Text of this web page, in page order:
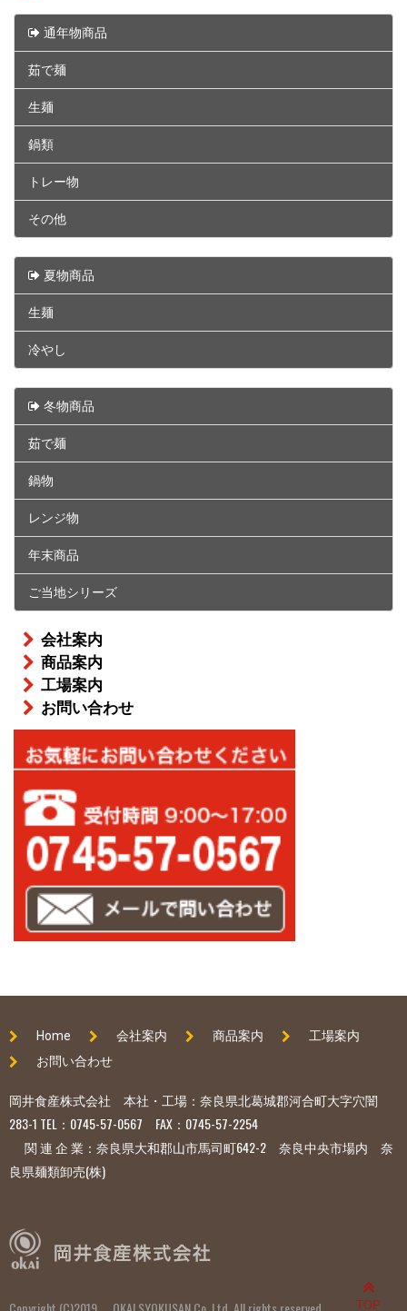
通年物商品
茹で麺
生麺
鍋類
トレー物
その他
夏物商品
生麺
冷やし
冬物商品
茹で麺
鍋物
レンジ物
年末商品
ご当地シリーズ
会社案内
商品案内
工場案内
お問い合わせ
Home 会社案内 商品案内
工場案内
お問い合わせ
岡井食産株式会社 本社・工場：奈良県北葛城郡河合町大字穴闇
283-1 TEL：0745-57-0567 FAX：0745-57-2254
関 連 企 業：奈良県大和郡山市馬司町642-2 奈良中央市場内 奈
良県麺類卸売(株)